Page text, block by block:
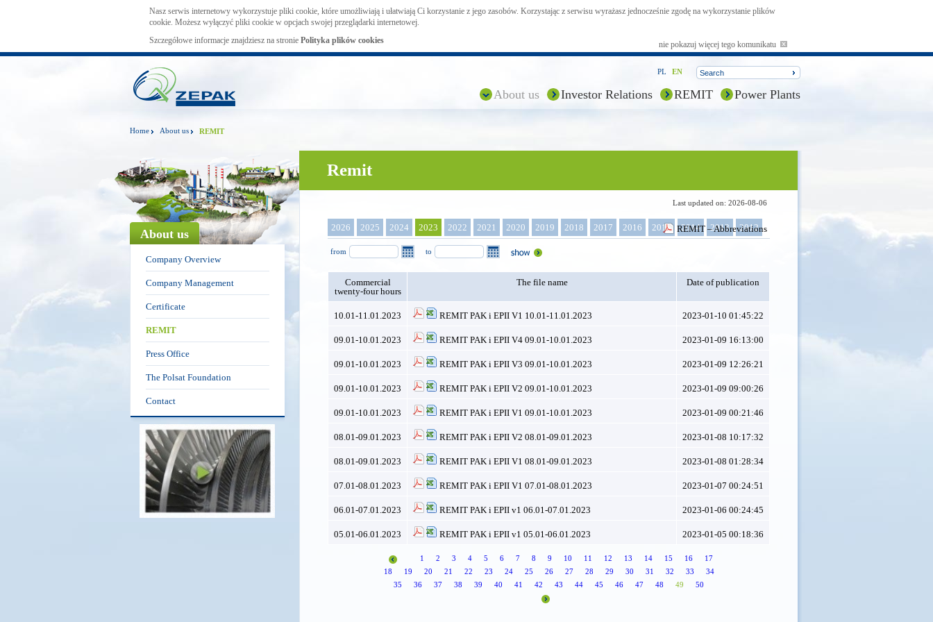
Nasz serwis internetowy wykorzystuje pliki cookie, które umożliwiają i ułatwiają Ci korzystanie z jego zasobów. Korzystając z serwisu wyrażasz jednocześnie zgodę na wykorzystanie plików
cookie. Możesz wyłączyć pliki cookie w opcjach swojej przeglądarki internetowej.
Szczegółowe informacje znajdziesz na stronie Polityka plików cookies nie pokazuj więcej tego komunikatu
PL EN
About us Investor Relations REMIT Power Plants
Home About us REMIT
About us
Company Overview
Company Management
Certificate
REMIT
Press Office
The Polsat Foundation
Contact
Last updated on: 2026-08-06
Remit
2026 2025 2024 2023 2022 2021 2020 2019 2018 2017 2016 2015 2014 2013 2012
from to
REMIT – Abbreviations
Commercial
twenty-four hours
The file name Date of publication
10.01-11.01.2023 REMIT PAK i EPII V1 10.01-11.01.2023 2023-01-10 01:45:22
09.01-10.01.2023 REMIT PAK i EPII V4 09.01-10.01.2023 2023-01-09 16:13:00
09.01-10.01.2023 REMIT PAK i EPII V3 09.01-10.01.2023 2023-01-09 12:26:21
09.01-10.01.2023 REMIT PAK i EPII V2 09.01-10.01.2023 2023-01-09 09:00:26
09.01-10.01.2023 REMIT PAK i EPII V1 09.01-10.01.2023 2023-01-09 00:21:46
08.01-09.01.2023 REMIT PAK i EPII V2 08.01-09.01.2023 2023-01-08 10:17:32
08.01-09.01.2023 REMIT PAK i EPII V1 08.01-09.01.2023 2023-01-08 01:28:34
07.01-08.01.2023 REMIT PAK i EPII V1 07.01-08.01.2023 2023-01-07 00:24:51
06.01-07.01.2023 REMIT PAK i EPII v1 06.01-07.01.2023 2023-01-06 00:24:45
05.01-06.01.2023 REMIT PAK i EPII v1 05.01-06.01.2023 2023-01-05 00:18:36
1 2 3 4 5 6 7 8 9 10 11 12 13 14 15 16
17
18
19 20 21 22 23 24 25 26 27 28 29 30 31 32 33
34
35
36 37 38 39 40 41 42 43 44 45 46 47 48 49 50